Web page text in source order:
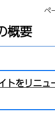
ペ
概要
トをリニュ